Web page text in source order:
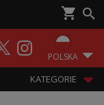
POLSKA
KATEGORIE